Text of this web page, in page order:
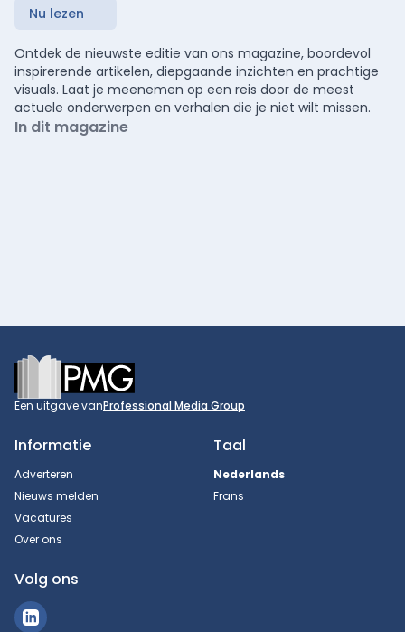
Nu lezen
Ontdek de nieuwste editie van ons magazine, boordevol
inspirerende artikelen, diepgaande inzichten en prachtige
visuals. Laat je meenemen op een reis door de meest
actuele onderwerpen en verhalen die je niet wilt missen.
In dit magazine
Footer
Een uitgave vanProfessional Media Group
Informatie
Adverteren
Nieuws melden
Vacatures
Over ons
Taal
Nederlands
Frans
Volg ons